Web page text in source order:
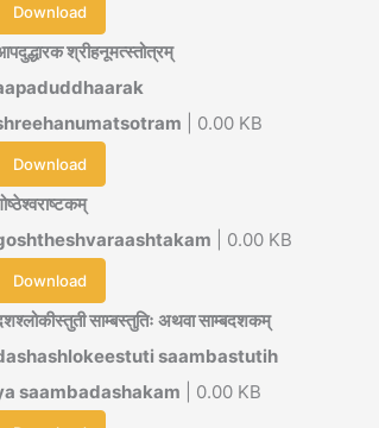
Download
श्रीहनूमत्स्तोत्रम्
| 0.00 KB
Download
| 0.00 KB
Download
साम्बस्तुतिः अथवा साम्बदशकम्
saambastutih
saambadashakam | 0.00 KB